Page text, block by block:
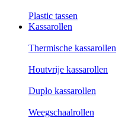
Plastic tassen
Kassarollen
Thermische kassarollen
Houtvrije kassarollen
Duplo kassarollen
Weegschaalrollen